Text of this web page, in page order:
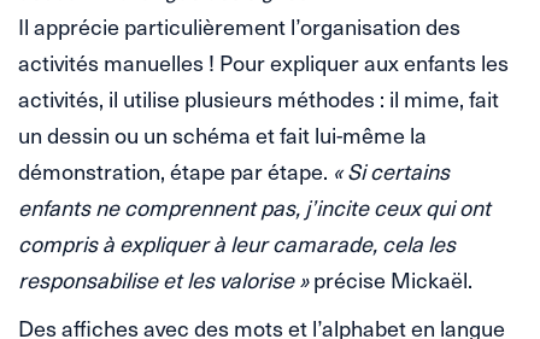
Il apprécie particulièrement l’organisation des
activités manuelles ! Pour expliquer aux enfants les
activités, il utilise plusieurs méthodes : il mime, fait
un dessin ou un schéma et fait lui-même la
démonstration, étape par étape. « Si certains
enfants ne comprennent pas, j’incite ceux qui ont
compris à expliquer à leur camarade, cela les
responsabilise et les valorise »précise Mickaël.
Des affiches avec des mots et l’alphabet en langue